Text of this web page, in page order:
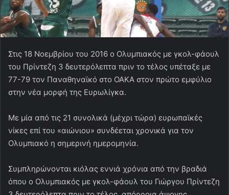
Στις 18 Νοεμβρίου του 2016 ο Ολυμπιακός με γκολ-φάουλ
του Πρίντεζη 3 δευτερόλεπτα πριν το τέλος υπέταξε με
77-79 τον Παναθηναϊκό στο ΟΑΚΑ στον πρώτο εμφύλιο
στην νέα μορφή της Ευρωλίγκα.
Με μία από τις 21 συνολικά (μέχρι τώρα) ευρωπαϊκές
νίκες επί του «αιώνιου» συνδέεται χρονικά για τον
Ολυμπιακό η σημερινή ημερομηνία.
Συμπληρώνονται κιόλας εννιά χρόνια από την βραδιά
όπου ο Ολυμπιακός με γκολ-φάουλ του Γιώργου Πρίντεζη